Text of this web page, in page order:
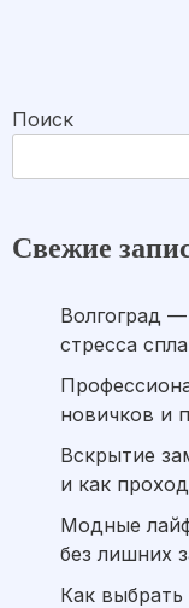
Поиск
Свежие
Волгоград
стресса
новичков и
Вскрытие
и как
Модные
без лишних
Как